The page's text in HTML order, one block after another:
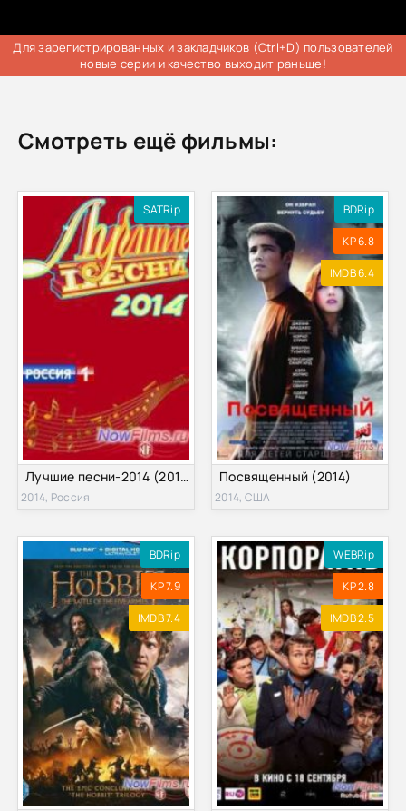
Для зарегистрированных и закладчиков (Ctrl+D) пользователей
новые серии и качество выходит раньше!
Смотреть ещё фильмы:
SATRip
Лучшие песни-2014 (2014)
2014, Россия
BDRip
KP 6.8
IMDB 6.4
Посвященный (2014)
2014, США
BDRip
KP 7.9
IMDB 7.4
WEBRip
KP 2.8
IMDB 2.5